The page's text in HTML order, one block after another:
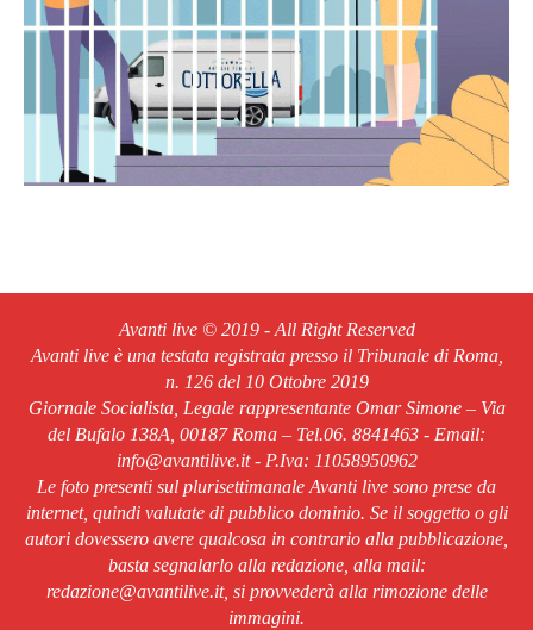
Avanti live © 2019 - All Right Reserved
Avanti live è una testata registrata presso il Tribunale di Roma,
n. 126 del 10 Ottobre 2019
Giornale Socialista, Legale rappresentante Omar Simone – Via
del Bufalo 138A, 00187 Roma – Tel.06. 8841463 - Email:
info@avantilive.it - P.Iva: 11058950962
Le foto presenti sul plurisettimanale Avanti live sono prese da
internet, quindi valutate di pubblico dominio. Se il soggetto o gli
autori dovessero avere qualcosa in contrario alla pubblicazione,
basta segnalarlo alla redazione, alla mail:
redazione@avantilive.it, si provvederà alla rimozione delle
immagini.